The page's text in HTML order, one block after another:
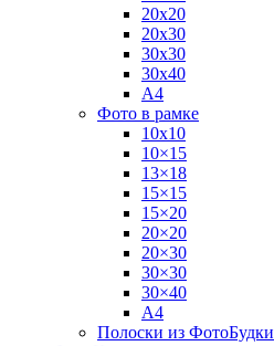
20х20
20х30
30х30
30х40
А4
Фото в рамке
10х10
10×15
13×18
15×15
15×20
20×20
20×30
30×30
30×40
A4
Полоски из ФотоБудки